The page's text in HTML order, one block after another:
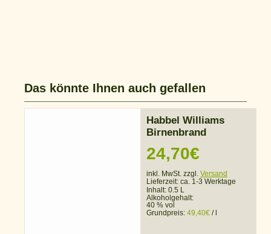
Das könnte Ihnen auch gefallen
Habbel Williams
Birnenbrand
24,70€
inkl. MwSt. zzgl. Versand
Lieferzeit: ca. 1-3 Werktage
Inhalt: 0.5 L
Alkoholgehalt:
40 % vol
Grundpreis: 49,40€ /